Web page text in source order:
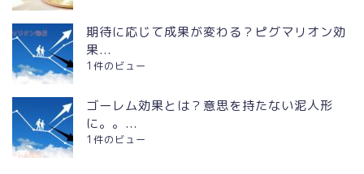
期待に応じて成果が変わる？ピグマリオン効
果...
1件のビュー
ゴーレム効果とは？意思を持たない泥人形
に。。...
1件のビュー